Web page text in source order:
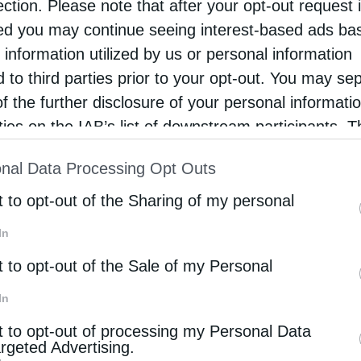
Please note that after your opt-out request
you may continue seeing interest-based ads
information utilized by us or personal information
to third parties prior to your opt-out. You may
the further disclosure of your personal
on the IAB’s list of downstream participants.
of Downstream Participantsthat may further
parties.
Data Processing Opt Outs
to opt-out of the Sharing of my personal
to opt-out of the Sale of my Personal
to opt-out of processing my Personal Data
Advertising.
ότι ο Θεός θα κά­νει, κατ’ εξαί­ρε­ση από τους
αρ­νεί­σαι την ια­τρι­κή βο­ή­θεια. Ο Θεός κά­νει
για σένα. Εί­ναι εγω­ϊ­στι­κή εξαί­ρε­ση.
”Ια­τρούς και φάρ­μα­κα Κύ­ριος έδω­κεν”,